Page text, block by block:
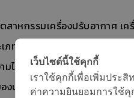
รรมเครื่องปรับอากาศ เครื่อ
ภทเครื่องปรับอากาศเครื่อง
ไว้วางใจ ให้เป็นตัวแทน จํา
ประเทศไทย ด้วยเทคโนโลยี
เว็บไซต์นี้ใช้คุกกี้
เราใช้คุกกี้เพื่อเพิ่มประ
ค่าความยินยอมการใช้